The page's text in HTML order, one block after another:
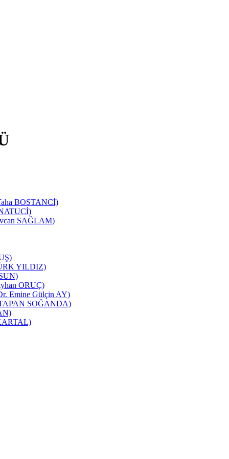
BOSTANCİ)
SAĞLAM)
YILDIZ)
ORUÇ)
Emine Gülçin AY)
TAPAN SOĞANDA)